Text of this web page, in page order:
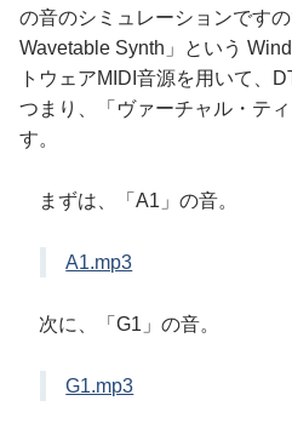
の音のシミュレーションです
Wavetable Synth」という
トウェアMIDI音源を用いて、
つまり、「ヴァーチャル・テ
す。
まずは、「A1」の音。
A1.mp3
次に、「G1」の音。
G1.mp3